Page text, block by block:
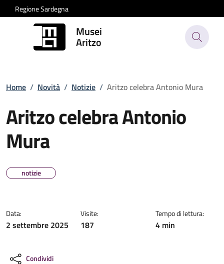
Regione Sardegna
Musei
Aritzo
Home / Novità / Notizie / Aritzo celebra Antonio Mura
Aritzo celebra Antonio
Mura
notizie
Data:
2 settembre 2025
Visite:
187
Tempo di lettura:
4 min
Condividi